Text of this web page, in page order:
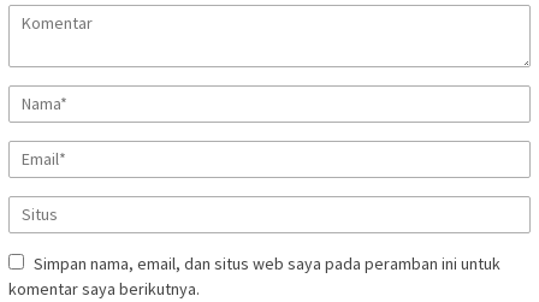
Simpan nama, email, dan situs web saya pada peramban ini untuk
komentar saya berikutnya.